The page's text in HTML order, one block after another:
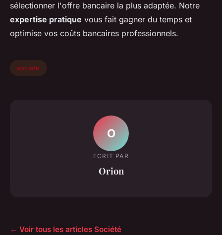
sélectionner l'offre bancaire la plus adaptée. Notre
expertise pratique vous fait gagner du temps et
optimise vos coûts bancaires professionnels.
societe
O
ECRIT PAR
Orion
← Voir tous les articles Société